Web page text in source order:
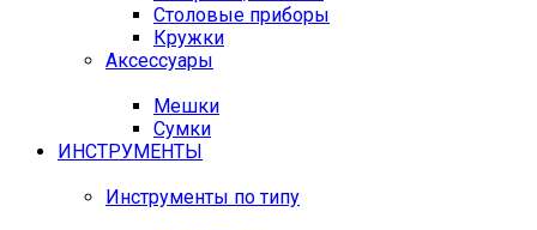
Столовые приборы
Кружки
Аксессуары
Мешки
Сумки
ИНСТРУМЕНТЫ
Инструменты по типу